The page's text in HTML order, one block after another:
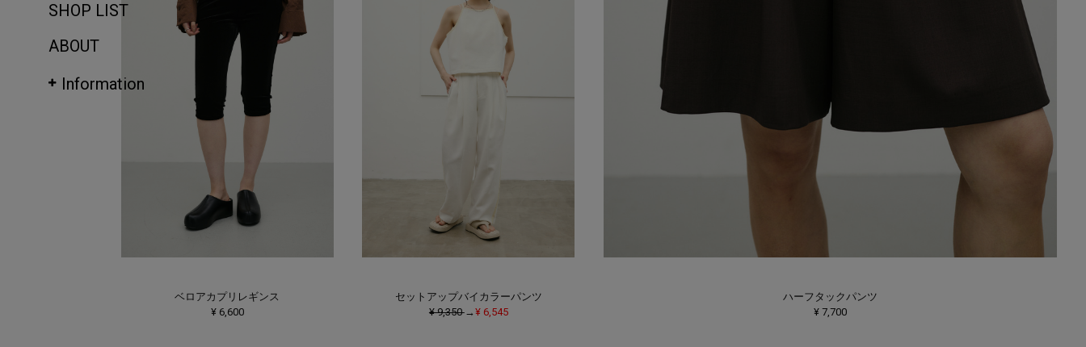
SHOP LIST
ABOUT
Information
ベロアカプリレギンス
¥ 6,600
セットアップバイカラーパンツ
¥ 9,350→ ¥ 6,545
ハーフタックパンツ
¥ 7,700